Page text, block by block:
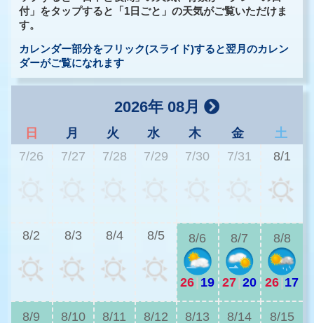
付」をタップすると「1日ごと」の天気がご覧いただけま
す。
カレンダー部分をフリック(スライド)すると翌月のカレン
ダーがご覧になれます
2026年 08月
日 月 火 水 木 金
土
7/26
7/27 7/28 7/29 7/30 7/31 8/1
8/2 8/3 8/4 8/5 8/6
26| 19
8/7
27|20
8/8
26|17
8/9 8/10 8/11 8/12 8/13 8/14 8/15